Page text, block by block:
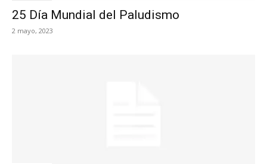
25 Día Mundial del Paludismo
2 mayo, 2023